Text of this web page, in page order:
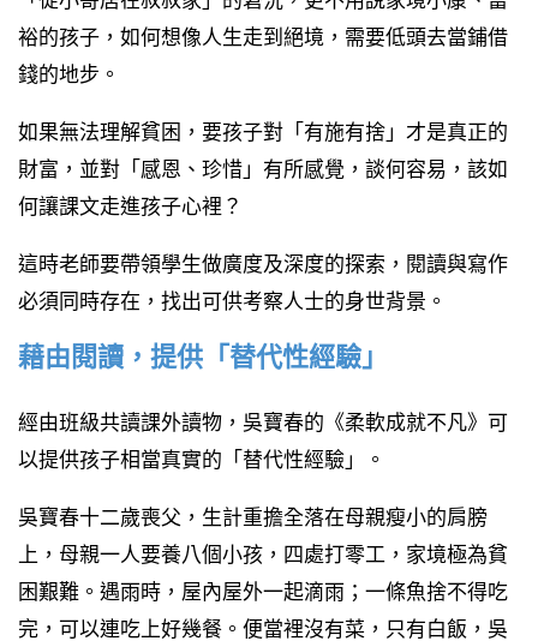
裕的孩子，如何想像人生走到絕境，需要低頭去當鋪借
錢的地步。
如果無法理解貧困，要孩子對「有施有捨」才是真正的
財富，並對「感恩、珍惜」有所感覺，談何容易，該如
何讓課文走進孩子心裡？
這時老師要帶領學生做廣度及深度的探索，閱讀與寫作
必須同時存在，找出可供考察人士的身世背景。
藉由閱讀，提供「替代性經驗」
經由班級共讀課外讀物，吳寶春的《柔軟成就不凡》可
以提供孩子相當真實的「替代性經驗」。
吳寶春十二歲喪父，生計重擔全落在母親瘦小的肩膀
上，母親一人要養八個小孩，四處打零工，家境極為貧
困艱難。遇雨時，屋內屋外一起滴雨；一條魚捨不得吃
完，可以連吃上好幾餐。便當裡沒有菜，只有白飯，吳